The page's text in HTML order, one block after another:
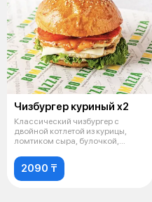
Чизбургер куриный х2
Классический чизбургер с
двойной котлетой из курицы,
ломтиком сыра, булочкой,
2090 ₸